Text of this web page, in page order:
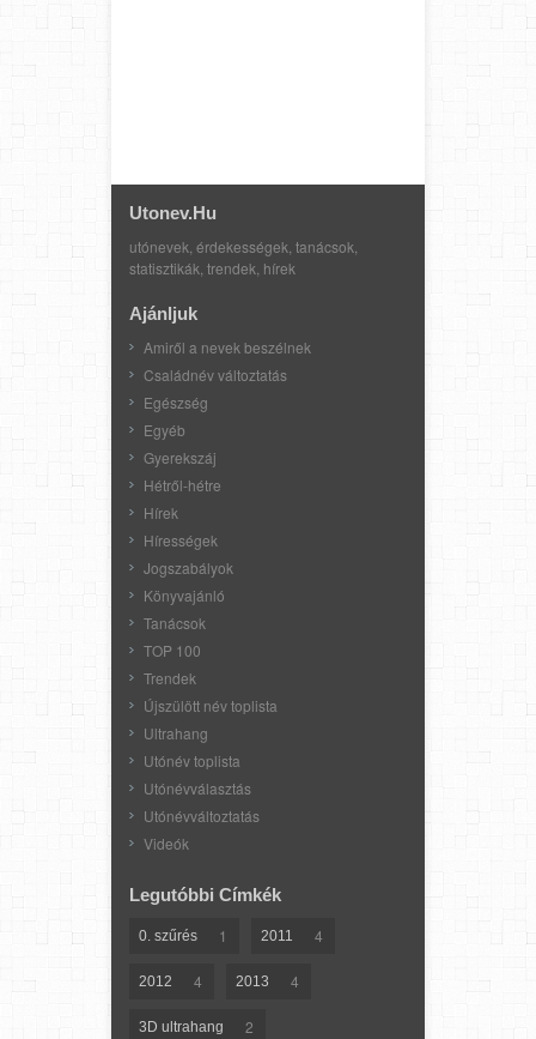
Utonev.hu
utónevek, érdekességek, tanácsok,
statisztikák, trendek, hírek
Ajánljuk
Amiről a nevek beszélnek
Családnév változtatás
Egészség
Egyéb
Gyerekszáj
Hétről-hétre
Hírek
Hírességek
Jogszabályok
Könyvajánló
Tanácsok
TOP 100
Trendek
Újszülött név toplista
Ultrahang
Utónév toplista
Utónévválasztás
Utónévváltoztatás
Videók
Legutóbbi Címkék
0. szűrés 1 2011 4
2012 4 2013 4
3D ultrahang 2